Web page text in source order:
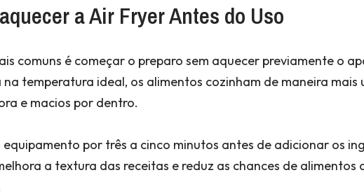
a Air Fryer Antes do Uso
comuns é começar o preparo sem aquecer previamente o
temperatura ideal, os alimentos cozinham de maneira mais
e macios por dentro.
por três a cinco minutos antes de adicionar os
a textura das receitas e reduz as chances de alimentos